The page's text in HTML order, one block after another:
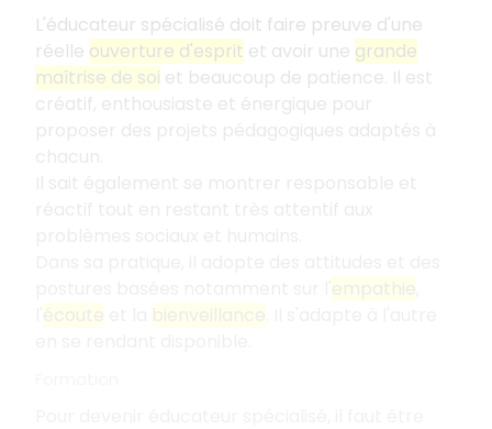
L'éducateur spécialisé doit faire preuve d'une
réelle ouverture d'esprit et avoir une grande
maîtrise de soi et beaucoup de patience. Il est
créatif, enthousiaste et énergique pour